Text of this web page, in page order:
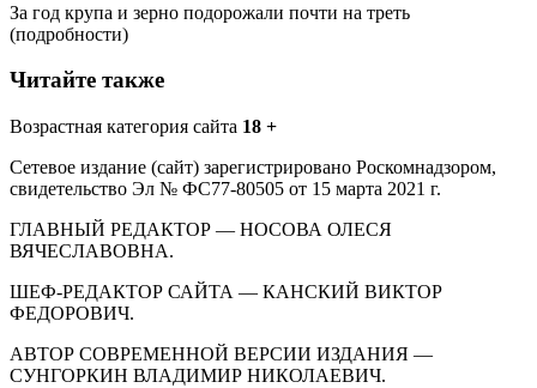
За год крупа и зерно подорожали почти на треть
(подробности)
Читайте также
Возрастная категория сайта 18 +
Сетевое издание (сайт) зарегистрировано Роскомнадзором,
свидетельство Эл № ФС77-80505 от 15 марта 2021 г.
ГЛАВНЫЙ РЕДАКТОР — НОСОВА ОЛЕСЯ
ВЯЧЕСЛАВОВНА.
ШЕФ-РЕДАКТОР САЙТА — КАНСКИЙ ВИКТОР
ФЕДОРОВИЧ.
АВТОР СОВРЕМЕННОЙ ВЕРСИИ ИЗДАНИЯ —
СУНГОРКИН ВЛАДИМИР НИКОЛАЕВИЧ.